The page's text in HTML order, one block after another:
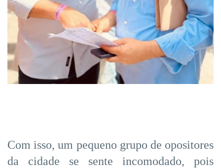
Com isso, um pequeno grupo de opositores
da cidade se sente incomodado, pois